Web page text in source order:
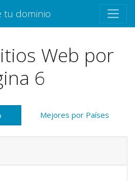
tu dominio
Web por
6
Mejores por Países